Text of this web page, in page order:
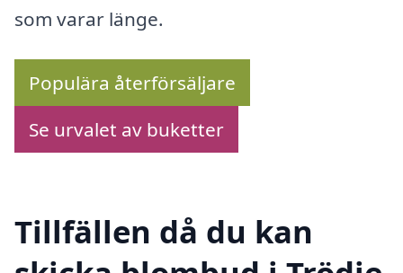
som varar länge.
Populära återförsäljare
Se urvalet av buketter
Tillfällen då du kan